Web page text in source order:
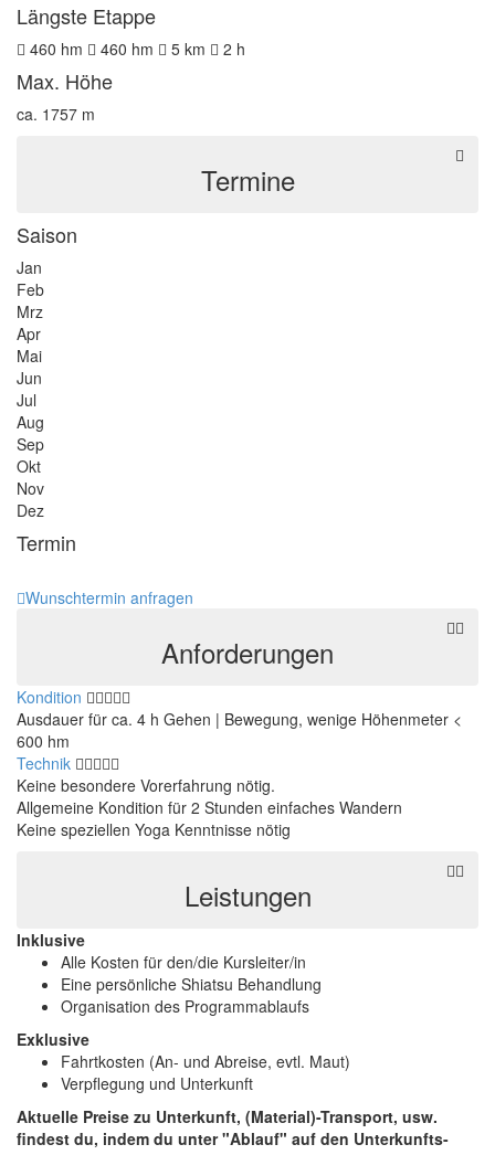
Längste Etappe
460 hm 460 hm 5 km 2 h
Max. Höhe
ca. 1757 m
Termine
Saison
Jan
Feb
Mrz
Apr
Mai
Jun
Jul
Aug
Sep
Okt
Nov
Dez
Termin
Wunschtermin anfragen
Anforderungen
Kondition
Ausdauer für ca. 4 h Gehen | Bewegung, wenige Höhenmeter <
600 hm
Technik
Keine besondere Vorerfahrung nötig.
Allgemeine Kondition für 2 Stunden einfaches Wandern
Keine speziellen Yoga Kenntnisse nötig
Leistungen
Inklusive
Alle Kosten für den/die Kursleiter/in
Eine persönliche Shiatsu Behandlung
Organisation des Programmablaufs
Exklusive
Fahrtkosten (An- und Abreise, evtl. Maut)
Verpflegung und Unterkunft
Aktuelle Preise zu Unterkunft, (Material)-Transport, usw.
findest du, indem du unter "Ablauf" auf den Unterkunfts-